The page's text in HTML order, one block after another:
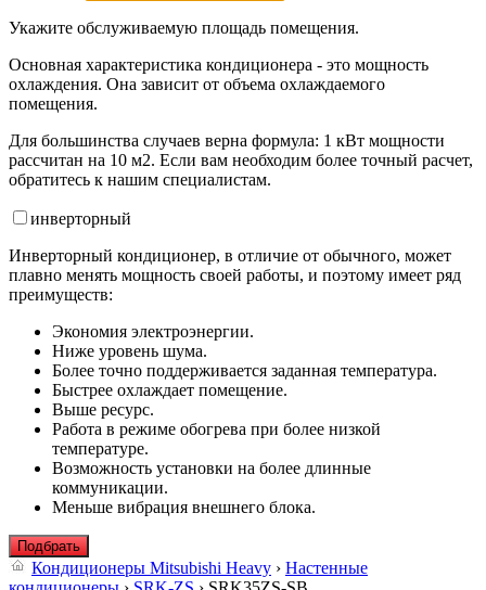
Укажите обслуживаемую площадь помещения.
Основная характеристика кондиционера - это мощность
охлаждения. Она зависит от объема охлаждаемого
помещения.
Для большинства случаев верна формула: 1 кВт мощности
рассчитан на 10 м2. Если вам необходим более точный расчет,
обратитесь к нашим специалистам.
инверторный
Инверторный кондиционер, в отличие от обычного, может
плавно менять мощность своей работы, и поэтому имеет ряд
преимуществ:
Экономия электроэнергии.
Ниже уровень шума.
Более точно поддерживается заданная температура.
Быстрее охлаждает помещение.
Выше ресурс.
Работа в режиме обогрева при более низкой
температуре.
Возможность установки на более длинные
коммуникации.
Меньше вибрация внешнего блока.
Подбрать
Кондиционеры Mitsubishi Heavy › Настенные